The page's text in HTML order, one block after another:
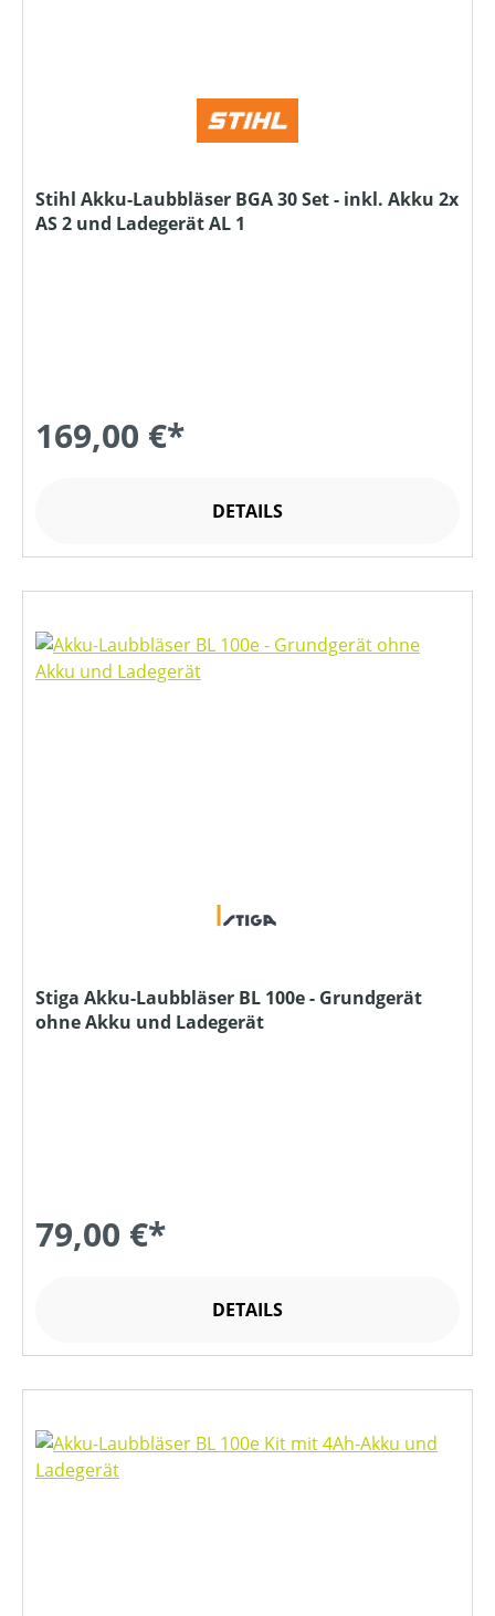
Stihl Akku-Laubbläser BGA 30 Set - inkl. Akku 2x
AS 2 und Ladegerät AL 1
169,00 €*
DETAILS
Stiga Akku-Laubbläser BL 100e - Grundgerät
ohne Akku und Ladegerät
79,00 €*
DETAILS